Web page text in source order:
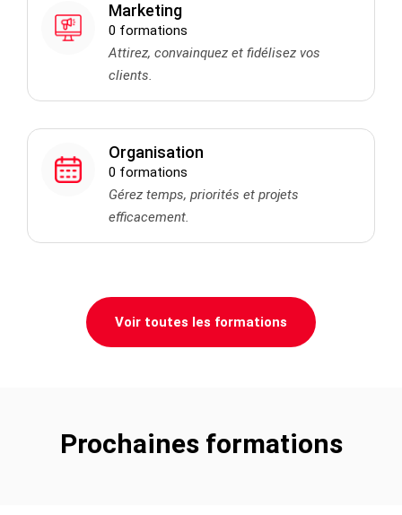
Marketing
0 formations
Attirez, convainquez et fidélisez vos
clients.
Organisation
0 formations
Gérez temps, priorités et projets
efficacement.
Voir toutes les formations
Prochaines formations